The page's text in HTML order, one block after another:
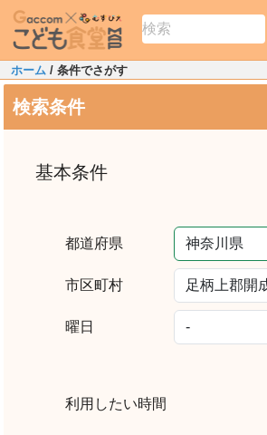
ホーム / 条件でさがす
検索条件
基本条件
都道府県
市区町村
曜日
利用したい時間